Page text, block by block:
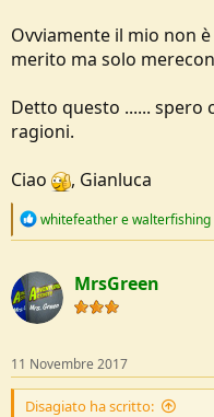
Ovviamente il mio non
merito ma solo
Detto questo ...... spero
ragioni.
Ciao
, Gianluca
R
c
t
i
o
s
:
whitefeatherewalterfishing
MrsGreen
11 Novembre 2017
Disagiato ha scritto: